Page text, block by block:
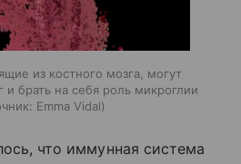
из костного мозга, могут
и брать на себя роль микроглии
Emma Vidal
что иммунная система